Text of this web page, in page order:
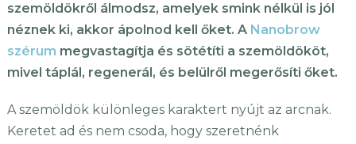
szemöldökről álmodsz, amelyek smink nélkül is jól
néznek ki, akkor ápolnod kell őket. A Nanobrow
szérum megvastagítja és sötétíti a szemöldököt,
mivel táplál, regenerál, és belülről megerősíti őket.
A szemöldök különleges karaktert nyújt az arcnak.
Keretet ad és nem csoda, hogy szeretnénk